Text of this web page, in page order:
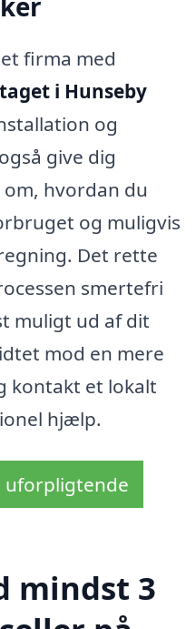
firma med
i Hunseby
og
give dig
hvordan du
og muligvis
Det rette
smertefri
muligt ud af dit
mod en mere
kontakt et lokalt
hjælp.
uforpligtende
mindst 3